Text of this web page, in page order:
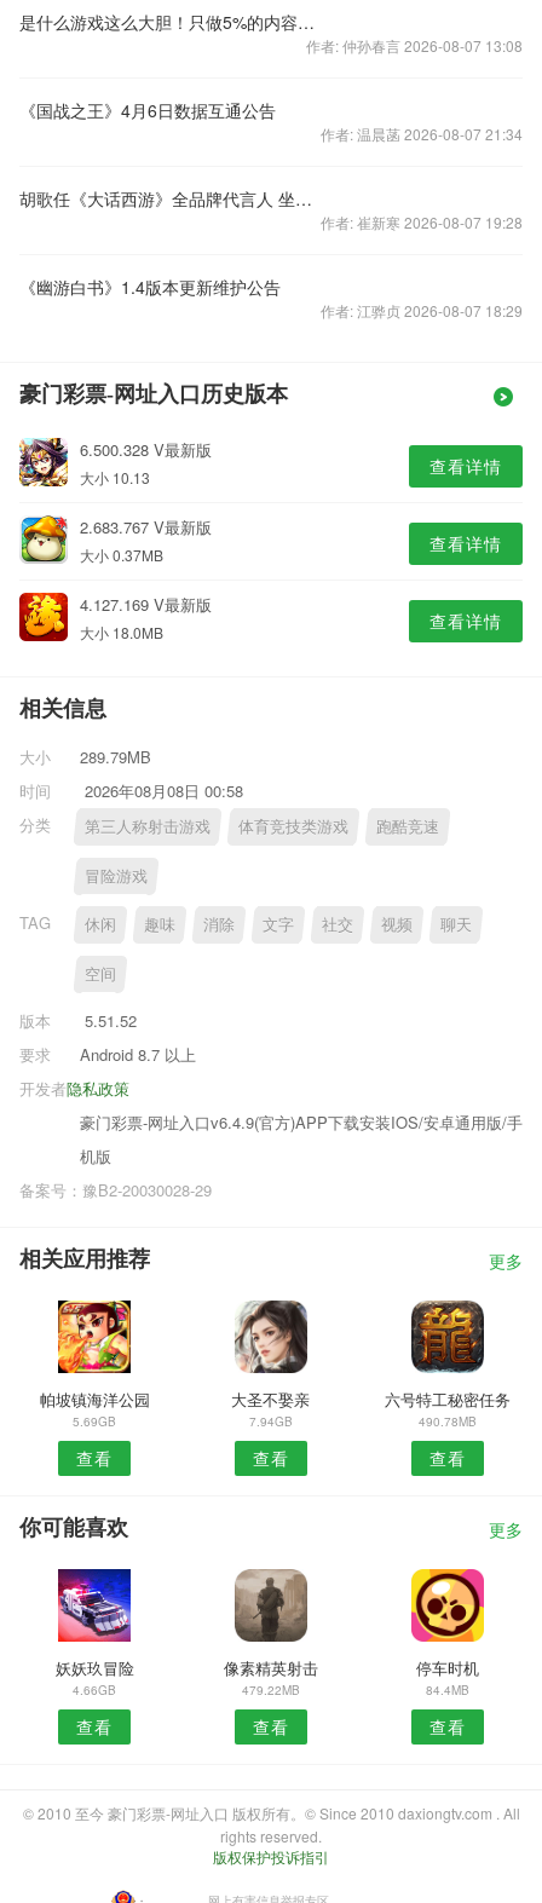
是什么游戏这么大胆！只做5%的内容就敢推出
作者: 仲孙春言 2026-08-07 13:08
《国战之王》4月6日数据互通公告
作者: 温晨菡 2026-08-07 21:34
胡歌任《大话西游》全品牌代言人 坐骑资料片明日来袭
作者: 崔新寒 2026-08-07 19:28
《幽游白书》1.4版本更新维护公告
作者: 江骅贞 2026-08-07 18:29
豪门彩票-网址入口历史版本
6.500.328 V最新版
大小 10.13 查看详情
2.683.767 V最新版
大小 0.37MB 查看详情
4.127.169 V最新版
大小 18.0MB 查看详情
相关信息
大小
289.79MB
时间
2026年08月08日 00:58
分类
第三人称射击游戏 体育竞技类游戏 跑酷竞速
冒险游戏
TAG 休闲 趣味 消除 文字 社交 视频 聊天
空间
版本
5.51.52
要求
Android 8.7 以上
隐私政策
开发者
豪门彩票-网址入口v6.4.9(官方)APP下载安装IOS/安卓通用版/手
机版
备案号：豫B2-20030028-29
相关应用推荐 更多
帕坡镇海洋公园
5.69GB
查看
大圣不娶亲
7.94GB
查看
六号特工秘密任务
490.78MB
查看
你可能喜欢 更多
妖妖玖冒险
4.66GB
查看
像素精英射击
479.22MB
查看
停车时机
84.4MB
查看
© 2010 至今 豪门彩票-网址入口 版权所有。© Since 2010 daxiongtv.com . All
rights reserved.
版权保护投诉指引